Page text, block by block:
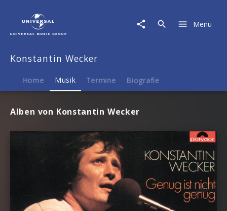
Musik
Menu
Konstantin Wecker
Home Musik Termine Biografie
Alben von Konstantin Wecker